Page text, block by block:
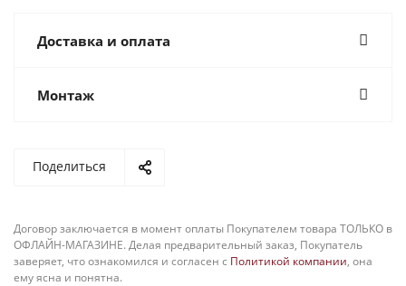
Доставка и оплата
Монтаж
Поделиться
Договор заключается в момент оплаты Покупателем товара ТОЛЬКО в
ОФЛАЙН-МАГАЗИНЕ. Делая предварительный заказ, Покупатель
заверяет, что ознакомился и согласен с Политикой компании, она
ему ясна и понятна.